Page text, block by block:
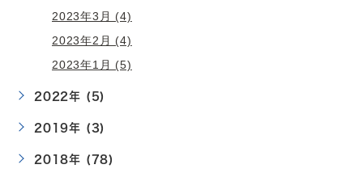
2023年3月 (4)
2023年2月 (4)
2023年1月 (5)
2022年 (5)
2019年 (3)
2018年 (78)